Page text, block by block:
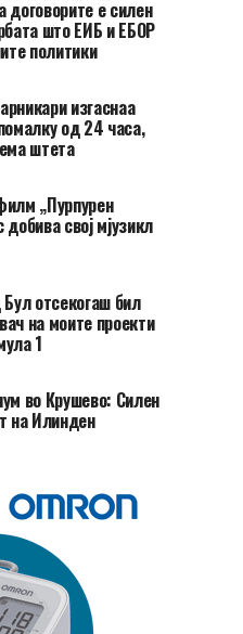
договорите е силен
што ЕИБ и ЕБОР
политики
изгаснаа
од 24 часа,
штета
„Пурпурен
свој мјузикл
отсекогаш бил
на моите проекти
1
во Крушево: Силен
на Илинден